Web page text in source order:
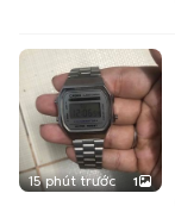
15 phút trước 1